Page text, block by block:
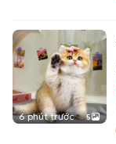
6 phút trước 5